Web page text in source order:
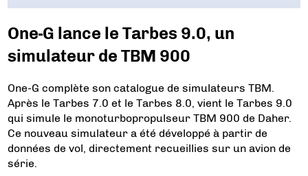
One-G lance le Tarbes 9.0, un
simulateur de TBM 900
One-G complète son catalogue de simulateurs TBM.
Après le Tarbes 7.0 et le Tarbes 8.0, vient le Tarbes 9.0
qui simule le monoturbopropulseur TBM 900 de Daher.
Ce nouveau simulateur a été développé à partir de
données de vol, directement recueillies sur un avion de
série.